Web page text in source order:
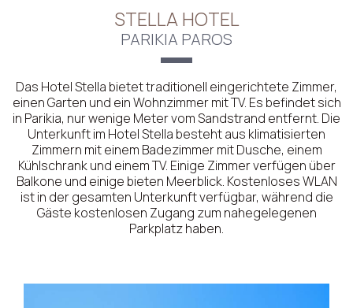
STELLA HOTEL
PARIKIA PAROS
Das Hotel Stella bietet traditionell eingerichtete Zimmer,
einen Garten und ein Wohnzimmer mit TV. Es befindet sich
in Parikia, nur wenige Meter vom Sandstrand entfernt. Die
Unterkunft im Hotel Stella besteht aus klimatisierten
Zimmern mit einem Badezimmer mit Dusche, einem
Kühlschrank und einem TV. Einige Zimmer verfügen über
Balkone und einige bieten Meerblick. Kostenloses WLAN
ist in der gesamten Unterkunft verfügbar, während die
Gäste kostenlosen Zugang zum nahegelegenen
Parkplatz haben.